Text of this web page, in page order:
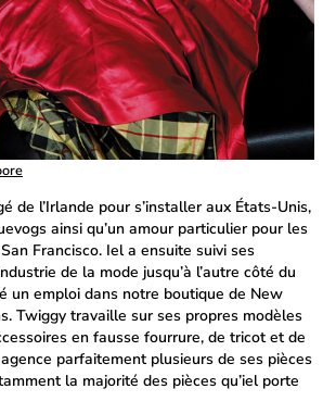
de l’Irlande pour s’installer aux États-Unis,
ainsi qu’un amour particulier pour les
Francisco. Iel a ensuite suivi ses
de la mode jusqu’à l’autre côté du
un emploi dans notre boutique de New
Twiggy travaille sur ses propres modèles
en fausse fourrure, de tricot et de
parfaitement plusieurs de ses pièces
la majorité des pièces qu’iel porte